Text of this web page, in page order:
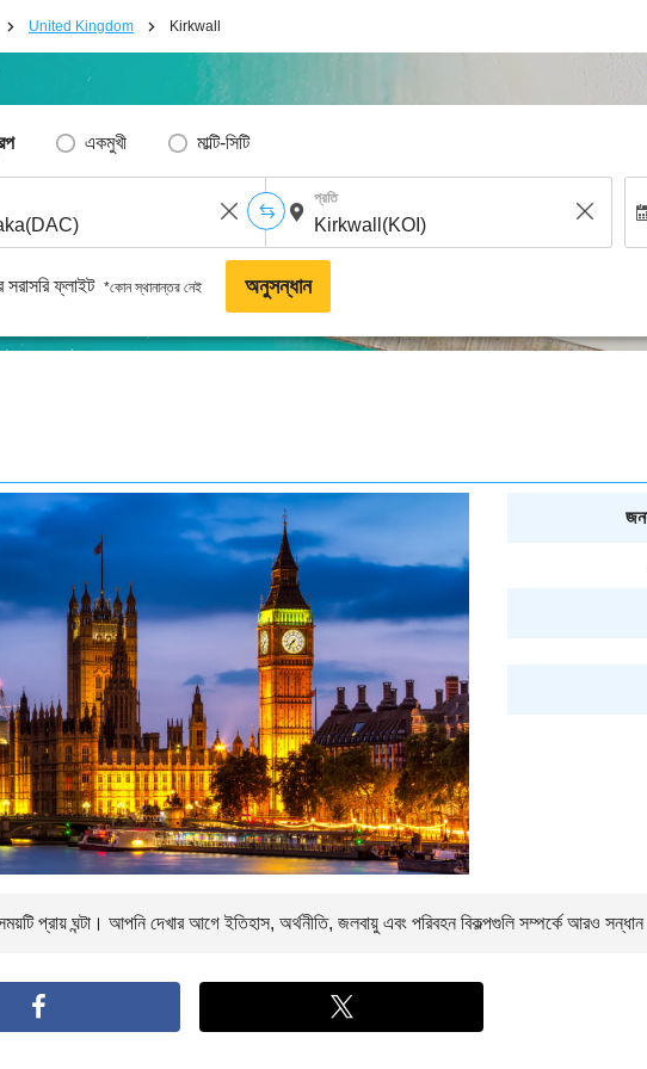
United Kingdom Kirkwall
একমুখী মাল্টি-সিটি
প্রতি
সরাসরি ফ্লাইট *কোন স্থানান্তর নেই অনুসন্ধান
প্রায় ঘন্টা। আপনি দেখার আগে ইতিহাস, অর্থনীতি, জলবায়ু এবং পরিবহন বিকল্পগুলি সম্পর্কে আরও